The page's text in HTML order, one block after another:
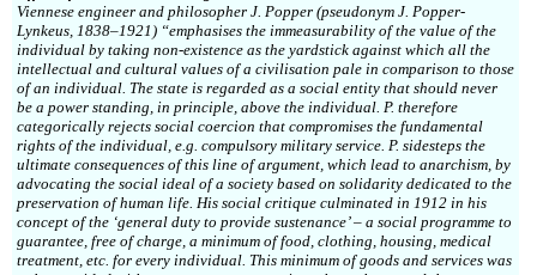
Viennese engineer and philosopher J. Popper (pseudonym J. Popper-
Lynkeus, 1838–1921) “emphasises the immeasurability of the value of the
individual by taking non-existence as the yardstick against which all the
intellectual and cultural values of a civilisation pale in comparison to those
of an individual. The state is regarded as a social entity that should never
be a power standing, in principle, above the individual. P. therefore
categorically rejects social coercion that compromises the fundamental
rights of the individual, e.g. compulsory military service. P. sidesteps the
ultimate consequences of this line of argument, which lead to anarchism, by
advocating the social ideal of a society based on solidarity dedicated to the
preservation of human life. His social critique culminated in 1912 in his
concept of the ‘general duty to provide sustenance’ – a social programme to
guarantee, free of charge, a minimum of food, clothing, housing, medical
treatment, etc. for every individual. This minimum of goods and services was